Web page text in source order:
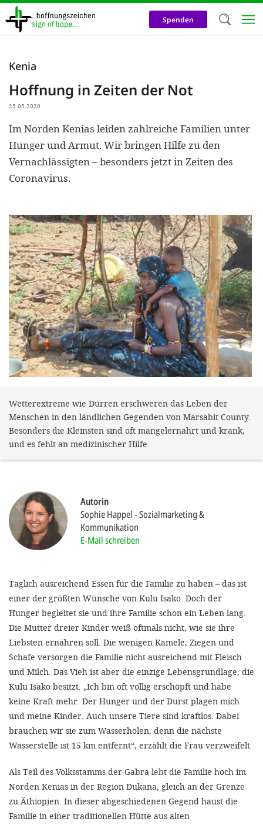
Direkt
zum
Inhalt
Spenden
Kenia
Hoffnung in Zeiten der Not
25.05.2020
Im Norden Kenias leiden zahlreiche Familien unter
Hunger und Armut. Wir bringen Hilfe zu den
Vernachlässigten – besonders jetzt in Zeiten des
Coronavirus.
Wetterextreme wie Dürren erschweren das Leben der
Menschen in den ländlichen Gegenden von Marsabit County.
Besonders die Kleinsten sind oft mangelernährt und krank,
und es fehlt an medizinischer Hilfe.
Autorin
Sophie Happel Sozialmarketing &
Kommunikation
E-Mail schreiben
Täglich ausreichend Essen für die Familie zu haben – das ist
einer der größten Wünsche von Kulu Isako. Doch der
Hunger begleitet sie und ihre Familie schon ein Leben lang.
Die Mutter dreier Kinder weiß oftmals nicht, wie sie ihre
Liebsten ernähren soll. Die wenigen Kamele, Ziegen und
Schafe versorgen die Familie nicht ausreichend mit Fleisch
und Milch. Das Vieh ist aber die einzige Lebensgrundlage, die
Kulu Isako besitzt. „Ich bin oft völlig erschöpft und habe
keine Kraft mehr. Der Hunger und der Durst plagen mich
und meine Kinder. Auch unsere Tiere sind kraftlos. Dabei
brauchen wir sie zum Wasserholen, denn die nächste
Wasserstelle ist 15 km entfernt“, erzählt die Frau verzweifelt.
Als Teil des Volksstamms der Gabra lebt die Familie hoch im
Norden Kenias in der Region Dukana, gleich an der Grenze
zu Äthiopien. In dieser abgeschiedenen Gegend haust die
Familie in einer traditionellen Hütte aus alten
nutzen
helfen
Online-
und
unsere
den
ALLEN